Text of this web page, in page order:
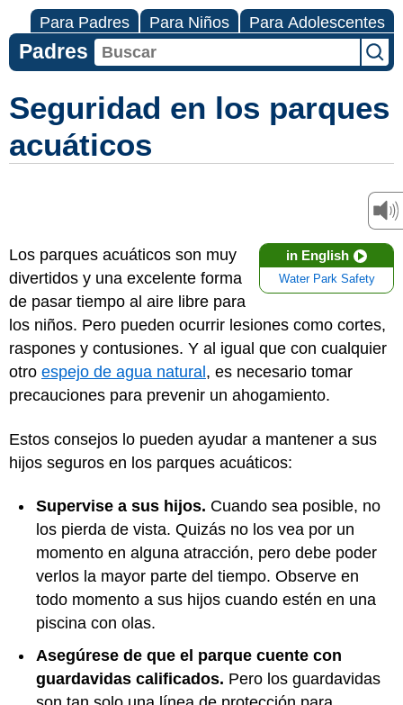
Para Padres Para Niños Para Adolescentes
Padres
Seguridad en los parques
acuáticos
in English
Water Park Safety
Los parques acuáticos son muy
divertidos y una excelente forma
de pasar tiempo al aire libre para
los niños. Pero pueden ocurrir lesiones como cortes,
raspones y contusiones. Y al igual que con cualquier
otro espejo de agua natural , es necesario tomar
precauciones para prevenir un ahogamiento.
Estos consejos lo pueden ayudar a mantener a sus
hijos seguros en los parques acuáticos:
Supervise a sus hijos. Cuando sea posible, no
los pierda de vista. Quizás no los vea por un
momento en alguna atracción, pero debe poder
verlos la mayor parte del tiempo. Observe en
todo momento a sus hijos cuando estén en una
piscina con olas.
Asegúrese de que el parque cuente con
guardavidas calificados. Pero los guardavidas